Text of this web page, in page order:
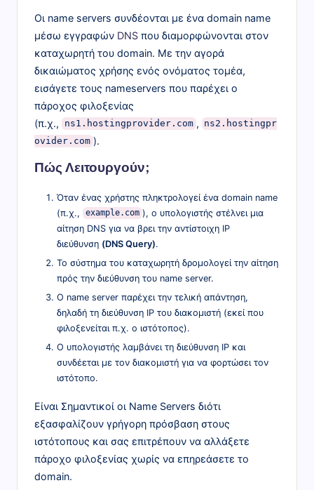
Οι name servers συνδέονται με ένα domain name
μέσω εγγραφών DNS που διαμορφώνονται στον
καταχωρητή του domain. Με την αγορά
δικαιώματος χρήσης ενός ονόματος τομέα,
εισάγετε τους nameservers που παρέχει ο
πάροχος φιλοξενίας
(π.χ.,
ns1.hostingprovider.com , ns2.hostingpr
ovider.com ).
Πώς Λειτουργούν;
Όταν ένας χρήστης πληκτρολογεί ένα domain name
(π.χ.,
example.com ), ο υπολογιστής στέλνει μια
αίτηση DNS για να βρει την αντίστοιχη IP
διεύθυνση (DNS Query).
Το σύστημα του καταχωρητή δρομολογεί την αίτηση
πρός την διεύθυνση του name server.
O name server παρέχει την τελική απάντηση,
δηλαδή τη διεύθυνση IP του διακομιστή (εκεί που
φιλοξενείται π.χ. ο ιστότοπος).
Ο υπολογιστής λαμβάνει τη διεύθυνση IP και
συνδέεται με τον διακομιστή για να φορτώσει τον
ιστότοπο.
Είναι Σημαντικοί οι Name Servers διότι
εξασφαλίζουν γρήγορη πρόσβαση στους
ιστότοπους και σας επιτρέπουν να αλλάξετε
πάροχο φιλοξενίας χωρίς να επηρεάσετε το
domain.